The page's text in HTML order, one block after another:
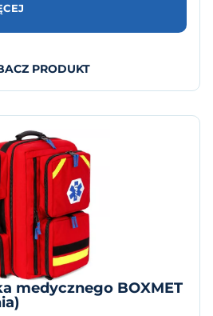
PRODUKT
medycznego BOXMET